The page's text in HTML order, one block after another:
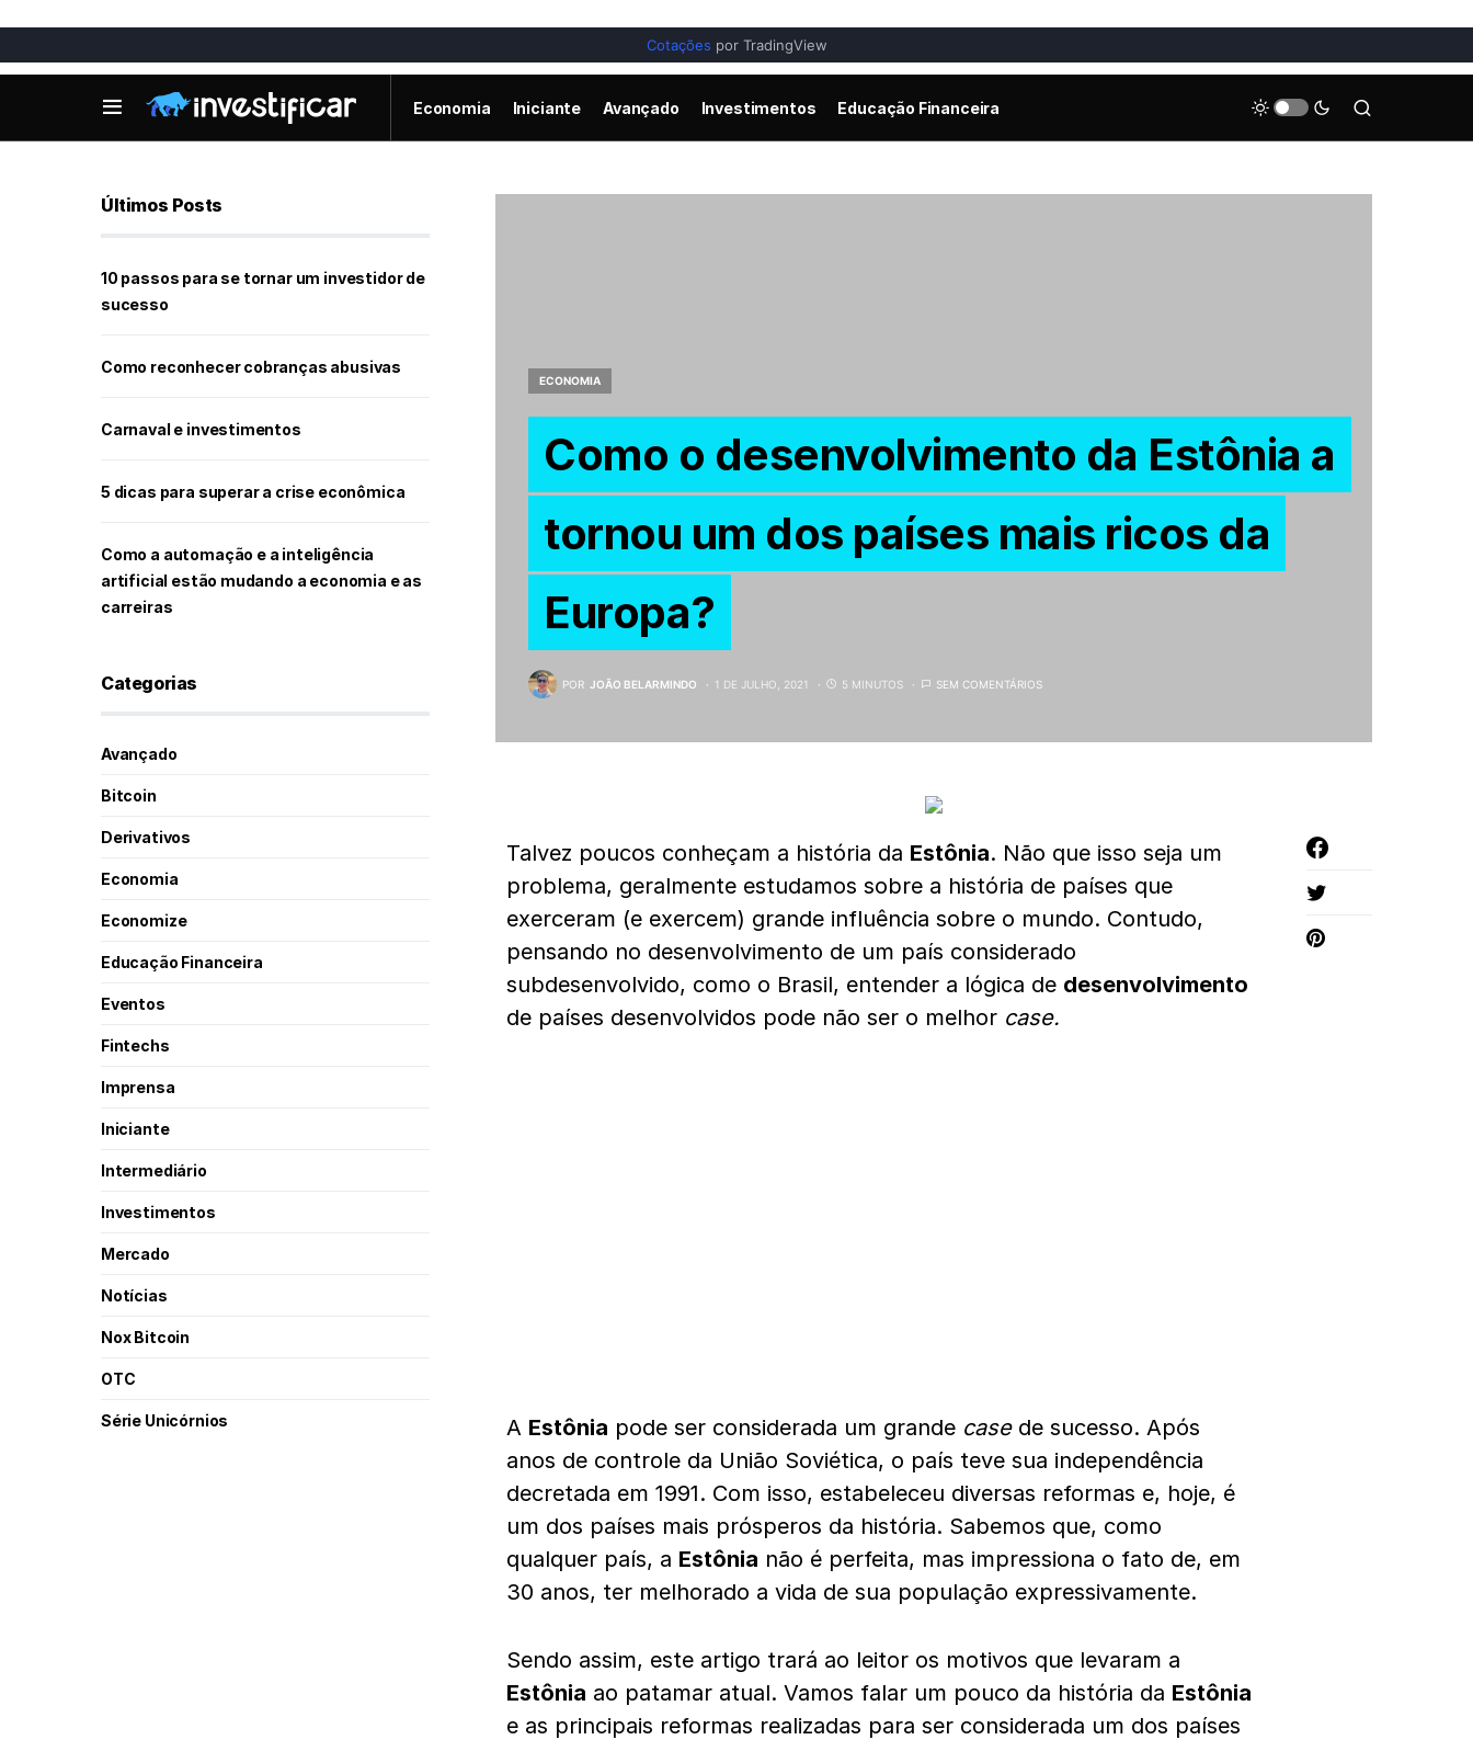
Cotações por TradingView
Economia Iniciante Avançado Investimentos Educação Financeira
ECONOMIA
Como o desenvolvimento da Estônia a
tornou um dos países mais ricos da
Europa?
POR JOÃO BELARMINDO 1 DE JULHO, 2021 5 MINUTOS SEM COMENTÁRIOS
Talvez poucos conheçam a história da Estônia. Não que isso seja um
problema, geralmente estudamos sobre a história de países que
exerceram (e exercem) grande influência sobre o mundo. Contudo,
pensando no desenvolvimento de um país considerado
subdesenvolvido, como o Brasil, entender a lógica de desenvolvimento
de países desenvolvidos pode não ser o melhor case.
A Estônia pode ser considerada um grande casede sucesso. Após
anos de controle da União Soviética, o país teve sua independência
decretada em 1991. Com isso, estabeleceu diversas reformas e, hoje, é
um dos países mais prósperos da história. Sabemos que, como
qualquer país, a Estônia não é perfeita, mas impressiona o fato de, em
30 anos, ter melhorado a vida de sua população expressivamente.
Sendo assim, este artigo trará ao leitor os motivos que levaram a
Estônia ao patamar atual. Vamos falar um pouco da história da Estônia
e as principais reformas realizadas para ser considerada um dos países
Últimos Posts
10 passos para se tornar um investidor de
sucesso
Como reconhecer cobranças abusivas
Carnaval e investimentos
5 dicas para superar a crise econômica
Como a automação e a inteligência
artificial estão mudando a economia e as
carreiras
Categorias
Avançado
Bitcoin
Derivativos
Economia
Economize
Educação Financeira
Eventos
Fintechs
Imprensa
Iniciante
Intermediário
Investimentos
Mercado
Notícias
Nox Bitcoin
OTC
Série Unicórnios